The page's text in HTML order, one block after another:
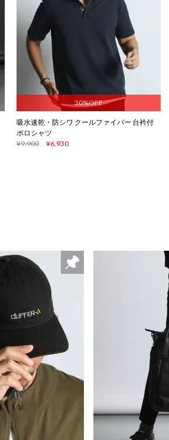
30%OFF
吸水速乾・防シワ クールファイバー 台衿付
ポロシャツ
¥9,900
¥6,930